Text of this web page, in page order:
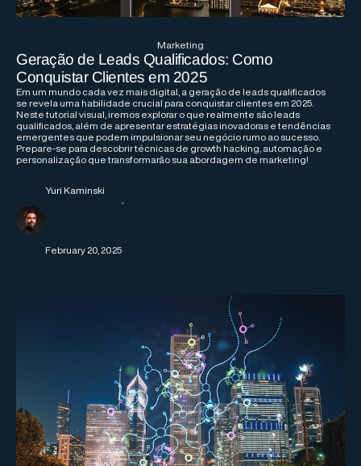
Marketing
Geração de Leads Qualificados: Como
Conquistar Clientes em 2025
Em um mundo cada vez mais digital, a geração de leads qualificados
se revela uma habilidade crucial para conquistar clientes em 2025.
Neste tutorial visual, iremos explorar o que realmente são leads
qualificados, além de apresentar estratégias inovadoras e tendências
emergentes que podem impulsionar seu negócio rumo ao sucesso.
Prepare-se para descobrir técnicas de growth hacking, automação e
personalização que transformarão sua abordagem de marketing!
Yuri Kaminski
February 20, 2025
·